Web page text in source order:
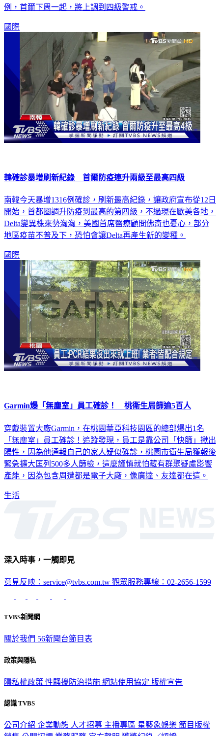
例，首爾下周一起，將上調到四級警戒。
國際
韓確診暴增刷新紀錄 首爾防疫連升兩級至最高四級
南韓今天暴增1316例確診，刷新最高紀錄，讓政府宣布從12日
開始，首都圈調升防疫到最高的第四級，不過現在歐美各地，
Delta變異株來勢洶洶，美國首席醫療顧問佛奇也憂心，部分
地區疫苗不普及下，恐怕會讓Delta再產生新的變種。
國際
Garmin爆「無塵室」員工確診！ 桃衛生局篩逾5百人
穿戴裝置大廠Garmin，在桃園華亞科技園區的總部爆出1名
「無塵室」員工確診！追蹤發現，員工是靠公司「快篩」揪出
陽性，因為他通報自己的家人疑似確診，桃園市衛生局獲報後
緊急擴大匡列500多人篩檢，這麼謹慎就怕藏有群聚疑慮影響
產能，因為包含周遭都是電子大廠，像廣達、友達都在這。
生活
深入時事，一觸即見
意見反映：service@tvbs.com.tw 觀眾服務專線：02-2656-1599
TVBS新聞網
關於我們 56新聞台節目表
政策與隱私
隱私權政策 性騷擾防治措施 網站使用協定 版權宣告
認識 TVBS
公司介紹 企業動態 人才招募 主播專區 星藝象娛樂 節目版權